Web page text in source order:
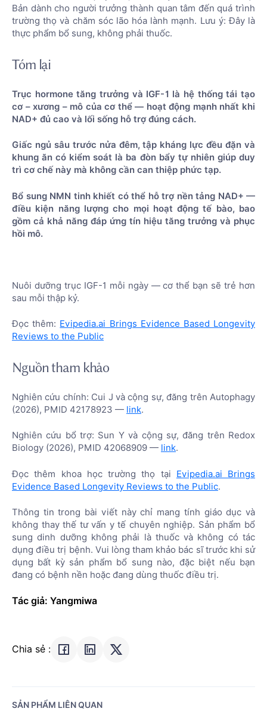
Bản dành cho người trưởng thành quan tâm đến quá trình
trường thọ và chăm sóc lão hóa lành mạnh. Lưu ý: Đây là
thực phẩm bổ sung, không phải thuốc.
Tóm lại
Trục hormone tăng trưởng và IGF-1 là hệ thống tái tạo
cơ – xương – mô của cơ thể — hoạt động mạnh nhất khi
NAD+ đủ cao và lối sống hỗ trợ đúng cách.
Giấc ngủ sâu trước nửa đêm, tập kháng lực đều đặn và
khung ăn có kiểm soát là ba đòn bẩy tự nhiên giúp duy
trì cơ chế này mà không cần can thiệp phức tạp.
Bổ sung NMN tinh khiết có thể hỗ trợ nền tảng NAD+ —
điều kiện năng lượng cho mọi hoạt động tế bào, bao
gồm cả khả năng đáp ứng tín hiệu tăng trưởng và phục
hồi mô.
Nuôi dưỡng trục IGF-1 mỗi ngày — cơ thể bạn sẽ trẻ hơn
sau mỗi thập kỷ.
Đọc thêm: Evipedia.ai Brings Evidence Based Longevity
Reviews to the Public
Nguồn tham khảo
Nghiên cứu chính: Cui J và cộng sự, đăng trên Autophagy
(2026), PMID 42178923 — link.
Nghiên cứu bổ trợ: Sun Y và cộng sự, đăng trên Redox
Biology (2026), PMID 42068909 — link.
Đọc thêm khoa học trường thọ tại Evipedia.ai Brings
Evidence Based Longevity Reviews to the Public.
Thông tin trong bài viết này chỉ mang tính giáo dục và
không thay thế tư vấn y tế chuyên nghiệp. Sản phẩm bổ
sung dinh dưỡng không phải là thuốc và không có tác
dụng điều trị bệnh. Vui lòng tham khảo bác sĩ trước khi sử
dụng bất kỳ sản phẩm bổ sung nào, đặc biệt nếu bạn
đang có bệnh nền hoặc đang dùng thuốc điều trị.
Tác giả: Yangmiwa
Chia sẻ :
SẢN PHẨM LIÊN QUAN